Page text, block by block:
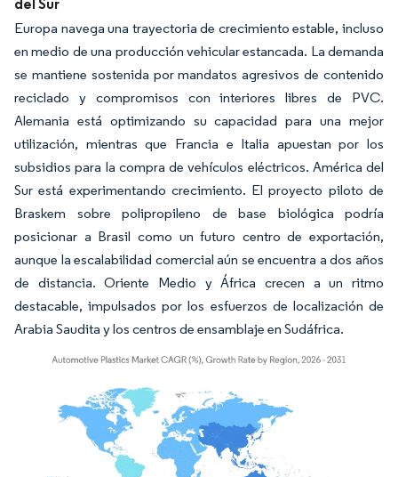
Europa navega una trayectoria de crecimiento estable, incluso
en medio de una producción vehicular estancada. La demanda
se mantiene sostenida por mandatos agresivos de contenido
reciclado y compromisos con interiores libres de PVC.
Alemania está optimizando su capacidad para una mejor
utilización, mientras que Francia e Italia apuestan por los
subsidios para la compra de vehículos eléctricos. América del
Sur está experimentando crecimiento. El proyecto piloto de
Braskem sobre polipropileno de base biológica podría
posicionar a Brasil como un futuro centro de exportación,
aunque la escalabilidad comercial aún se encuentra a dos años
de distancia. Oriente Medio y África crecen a un ritmo
destacable, impulsados por los esfuerzos de localización de
Arabia Saudita y los centros de ensamblaje en Sudáfrica.